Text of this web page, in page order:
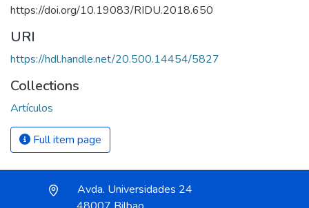
https://doi.org/10.19083/RIDU.2018.650
URI
https://hdl.handle.net/20.500.14454/5827
Collections
Artículos
Full item page
Avda. Universidades 24